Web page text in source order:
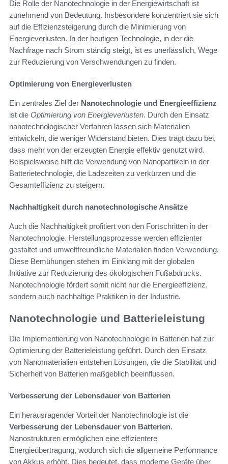
Die Rolle der Nanotechnologie in der Energiewirtschaft ist
zunehmend von Bedeutung. Insbesondere konzentriert sie sich
auf die Effizienzsteigerung durch die Minimierung von
Energieverlusten. In der heutigen Technologie, in der die
Nachfrage nach Strom ständig steigt, ist es unerlässlich, Wege
zur Reduzierung von Verschwendungen zu finden.
Optimierung von Energieverlusten
Ein zentrales Ziel der Nanotechnologie und Energieeffizienz
ist die Optimierung von Energieverlusten. Durch den Einsatz
nanotechnologischer Verfahren lassen sich Materialien
entwickeln, die weniger Widerstand bieten. Dies trägt dazu bei,
dass mehr von der erzeugten Energie effektiv genutzt wird.
Beispielsweise hilft die Verwendung von Nanopartikeln in der
Batterietechnologie, die Ladezeiten zu verkürzen und die
Gesamteffizienz zu steigern.
Nachhaltigkeit durch nanotechnologische Ansätze
Auch die Nachhaltigkeit profitiert von den Fortschritten in der
Nanotechnologie. Herstellungsprozesse werden effizienter
gestaltet und umweltfreundliche Materialien finden Verwendung.
Diese Bemühungen stehen im Einklang mit der globalen
Initiative zur Reduzierung des ökologischen Fußabdrucks.
Nanotechnologie fördert somit nicht nur die Energieeffizienz,
sondern auch nachhaltige Praktiken in der Industrie.
Nanotechnologie und Batterieleistung
Die Implementierung von Nanotechnologie in Batterien hat zur
Optimierung der Batterieleistung geführt. Durch den Einsatz
von Nanomaterialien entstehen Lösungen, die die Stabilität und
Sicherheit von Batterien maßgeblich beeinflussen.
Verbesserung der Lebensdauer von Batterien
Ein herausragender Vorteil der Nanotechnologie ist die
Verbesserung der Lebensdauer von Batterien.
Nanostrukturen ermöglichen eine effizientere
Energieübertragung, wodurch sich die allgemeine Performance
von Akkus erhöht. Dies bedeutet, dass moderne Geräte über